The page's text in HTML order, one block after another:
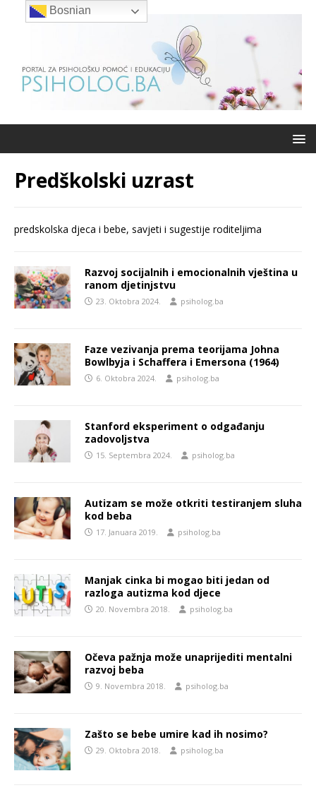
Predškolski uzrast
predskolska djeca i bebe, savjeti i sugestije roditeljima
Razvoj socijalnih i emocionalnih vještina u
ranom djetinjstvu
23. Oktobra 2024. psiholog.ba
Faze vezivanja prema teorijama Johna
Bowlbyja i Schaffera i Emersona (1964)
6. Oktobra 2024. psiholog.ba
Stanford eksperiment o odgađanju
zadovoljstva
15. Septembra 2024. psiholog.ba
Autizam se može otkriti testiranjem sluha
kod beba
17. Januara 2019. psiholog.ba
Manjak cinka bi mogao biti jedan od
razloga autizma kod djece
20. Novembra 2018. psiholog.ba
Očeva pažnja može unaprijediti mentalni
razvoj beba
9. Novembra 2018. psiholog.ba
Zašto se bebe umire kad ih nosimo?
29. Oktobra 2018. psiholog.ba
Bosnian